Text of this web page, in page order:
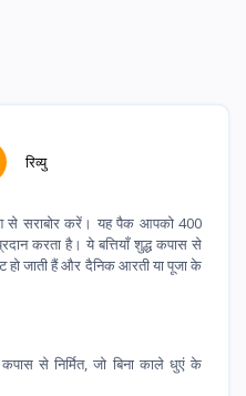
रिव्यु
से सराबोर करें। यह पैक आपको 400
करता है। ये बत्तियाँ शुद्ध कपास से
हो जाती हैं और दैनिक आरती या पूजा के
कपास से निर्मित, जो बिना काले धुएं के